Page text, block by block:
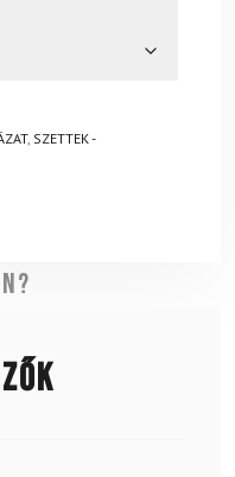
14
, SZETTEK -